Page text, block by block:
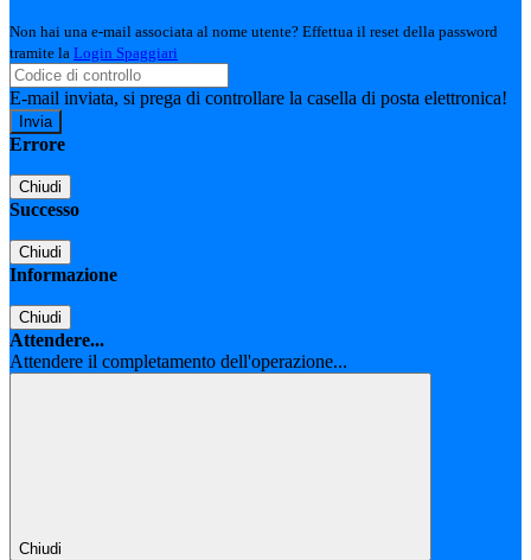
Non hai una e-mail associata al nome utente? Effettua il reset della password
tramite la Login Spaggiari
E-mail inviata, si prega di controllare la casella di posta elettronica!
Errore
Chiudi
Successo
Chiudi
Informazione
Chiudi
Attendere...
Attendere il completamento dell'operazione...
Chiudi